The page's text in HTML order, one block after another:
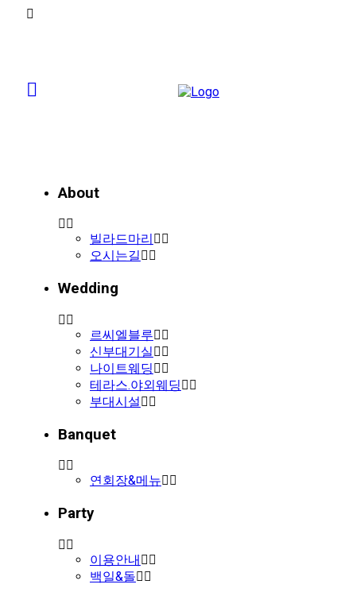
About
빌라드마리
오시는길
Wedding
르씨엘블루
신부대기실
나이트웨딩
테라스.야외웨딩
부대시설
Banquet
연회장&메뉴
Party
이용안내
백일&돌